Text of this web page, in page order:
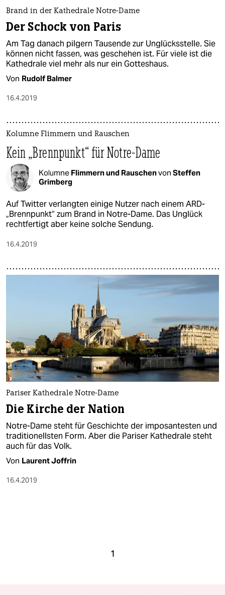
Brand in der Kathedrale Notre-Dame
Der Schock von Paris
Am Tag danach pilgern Tausende zur Unglücksstelle. Sie
können nicht fassen, was geschehen ist. Für viele ist die
Kathedrale viel mehr als nur ein Gotteshaus.
Von Rudolf Balmer
16.4.2019
Kolumne Flimmern und Rauschen
Kein „Brennpunkt“ für Notre-Dame
Kolumne Flimmern und Rauschenvon Steffen
Grimberg
Auf Twitter verlangten einige Nutzer nach einem ARD-
„Brennpunkt“ zum Brand in Notre-Dame. Das Unglück
rechtfertigt aber keine solche Sendung.
16.4.2019
Pariser Kathedrale Notre-Dame
Die Kirche der Nation
Notre-Dame steht für Geschichte der imposantesten und
traditionellsten Form. Aber die Pariser Kathedrale steht
auch für das Volk.
Von Laurent Joffrin
16.4.2019
1